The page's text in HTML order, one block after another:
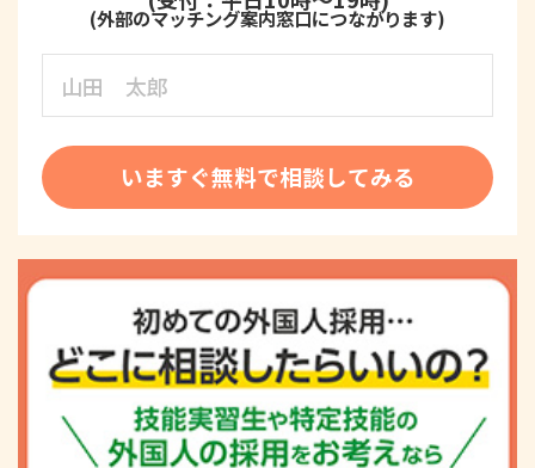
いますぐ無料で相談してみる